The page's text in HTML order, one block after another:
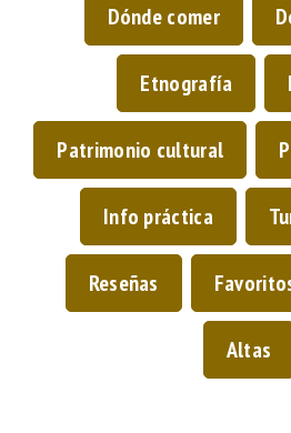
Dónde comer
Etnografía
Patrimonio cultural
Info práctica
Reseñas
Altas